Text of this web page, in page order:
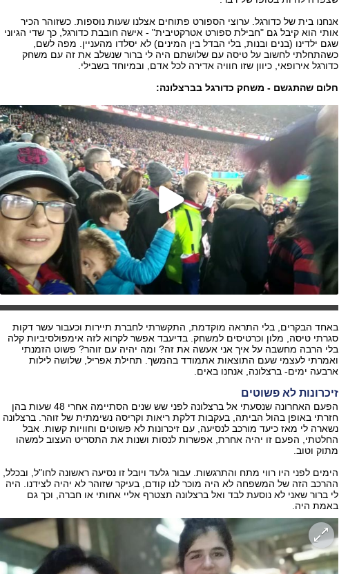
אנחנו בית של כדורגל. ערוצי הספורט פתוחים אצלנו שעות נוספות. כשזוהר הכיר
אותי הוא קיבל גם "חבילת ספורט אטרקטיבית" - אישה חובבת כדורגל, כך שדי הגיוני
שגם ילדינו (בנים ובנות, בלי הבדל בין המינים) לא יסלדו מהעניין. מפה לשם,
כשהתחלתי לחשוב על טיסה עם שלושתם היה לי ברור שנשלב את זה עם משחק
כדורגל אירופאי, כיוון שזו חוויה אדירה לכל אדם, ובמיוחד בשבילי.
חלום שהתגשם - משחק כדורגל בברצלונה:
באחד הבקרים, בלי התראה מוקדמת, התקשרתי לחברת תיירות וכעבור עשר דקות
סגרתי טיסה, מלון וכרטיסים למשחק. בדיעבד אפשר לקרוא לזה אימפולסיביות קלה
בלי הרבה מחשבה על איך אני אעשה את זה? ומה יהיה עם זוהר? פשוט הזמנתי
ואמרתי לעצמי שעם התוצאות אתמודד בהמשך. תחילת אפריל, שלושה לילות
ארבעה ימים- ברצלונה, אנחנו באים.
זיכרונות לא פשוטים
הפעם האחרונה שנסעתי אל ברצלונה לפני שש שנים הסתיימה אחרי 48 שעות בהן
חזרתי באופן בהול הביתה, בעקבות דלקת ריאות וקריסה נשימתית של זוהר. ברצלונה
נשארה לי מאז כיעד מורכב לנסיעה, עם זיכרונות לא פשוטים וחוויות קשות. אבל
החלטתי, הפעם זו יהיה אחרת, אפשרות לנסות ושנות את התסריט העצוב למשהו
מתוק וטוב.
הימים לפני היו רווי מתח והתרגשות. עבור גלעד ויובל זו נסיעה ראשונה לחו"ל, ובכלל,
ההרכב הזה של המשפחה לא היה מוכר לנו קודם, בעיקר שזוהר לא יהיה לצידנו. היה
לי ברור שאני לא נוסעת לבד ואל ברצלונה תצטרף אליי אחותי או חברה, וכך גם
באמת היה.